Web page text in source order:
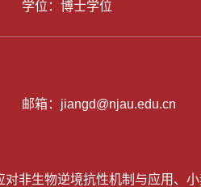
学位：博士学位
邮箱： jiangd@njau.edu.cn
非生物逆境抗性机制与应用、